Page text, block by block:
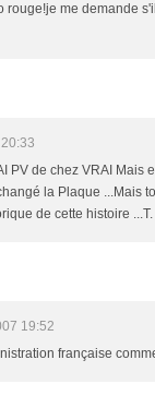
rouge!je me demande
PV de chez VRAI Mais
la Plaque ...Mais
de cette histoire ...T.
19:52
française